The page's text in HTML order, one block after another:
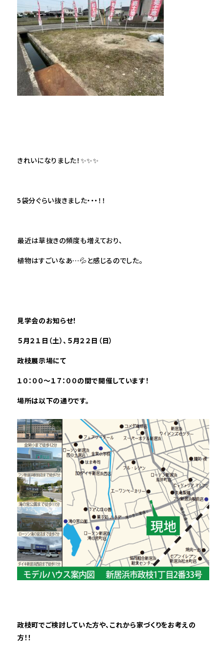
きれいになりました！✨✨✨
5袋分ぐらい抜きました・・・！！
最近は草抜きの頻度も増えており、
植物はすごいなあ…💦と感じるのでした。
見学会のお知らせ！
５月２１ 日（土）、５月２２ 日（日）
政枝展示場にて
１０：００～１７：００の間で開催しています！
場所は以下の通りです。
政枝町でご検討していた方や、これから家づくりをお考えの
方！！